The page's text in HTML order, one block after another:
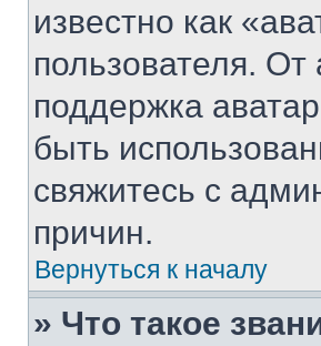
известно как
пользователя.
поддержка
быть
свяжитесь с
причин.
Вернуться к началу
» Что такое